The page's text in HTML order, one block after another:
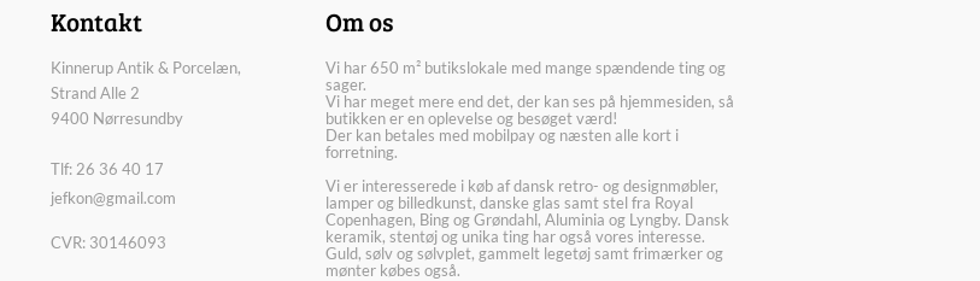
Kontakt
Kinnerup Antik & Porcelæn,
Strand Alle 2
9400 Nørresundby
Tlf: 26 36 40 17
jefkon@gmail.com
CVR: 30146093
Om os
Vi har 650 m² butikslokale med mange spændende ting og
sager.
Vi har meget mere end det, der kan ses på hjemmesiden, så
butikken er en oplevelse og besøget værd!
Der kan betales med mobilpay og næsten alle kort i
forretning.
Vi er interesserede i køb af dansk retro- og designmøbler,
lamper og billedkunst, danske glas samt stel fra Royal
Copenhagen, Bing og Grøndahl, Aluminia og Lyngby. Dansk
keramik, stentøj og unika ting har også vores interesse.
Guld, sølv og sølvplet, gammelt legetøj samt frimærker og
mønter købes også.